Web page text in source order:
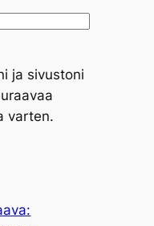
ja sivustoni
varten.